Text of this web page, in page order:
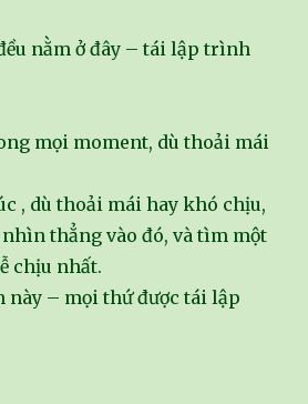
nằm ở đây – tái lập trình
mọi moment, dù thoải mái
, dù thoải mái hay khó chịu,
thẳng vào đó, và tìm một
chịu nhất.
này – mọi thứ được tái lập